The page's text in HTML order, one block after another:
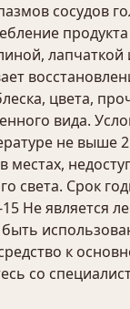
сосудов
лапчаткой
цвета,
вида.
не выше
местах,
света. Срок
Не является
к
со